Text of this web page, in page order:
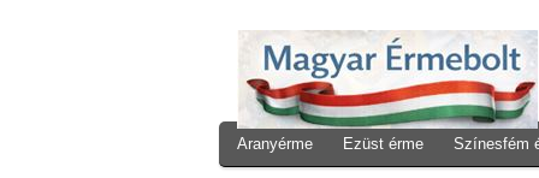
Aranyérme Ezüst érme Színesfém